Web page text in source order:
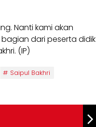
Nanti kami akan
dari peserta didik
(IP)
Saipul Bakhri